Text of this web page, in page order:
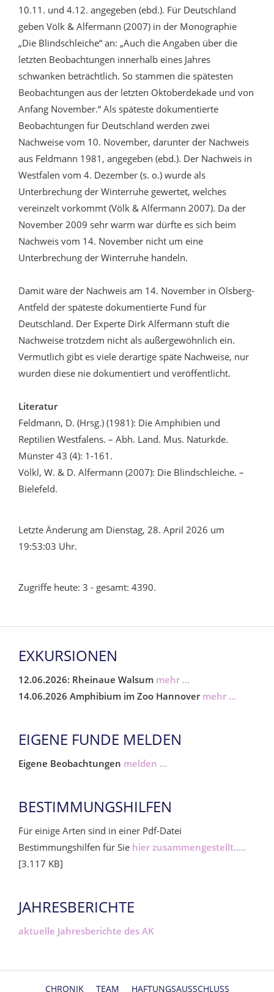
10.11. und 4.12. angegeben (ebd.). Für Deutschland
geben Völk & Alfermann (2007) in der Monographie
„Die Blindschleiche“ an: „Auch die Angaben über die
letzten Beobachtungen innerhalb eines Jahres
schwanken beträchtlich. So stammen die spätesten
Beobachtungen aus der letzten Oktoberdekade und von
Anfang November.“ Als späteste dokumentierte
Beobachtungen für Deutschland werden zwei
Nachweise vom 10. November, darunter der Nachweis
aus Feldmann 1981, angegeben (ebd.). Der Nachweis in
Westfalen vom 4. Dezember (s. o.) wurde als
Unterbrechung der Winterruhe gewertet, welches
vereinzelt vorkommt (Völk & Alfermann 2007). Da der
November 2009 sehr warm war dürfte es sich beim
Nachweis vom 14. November nicht um eine
Unterbrechung der Winterruhe handeln.
Damit wäre der Nachweis am 14. November in Olsberg-
Antfeld der späteste dokumentierte Fund für
Deutschland. Der Experte Dirk Alfermann stuft die
Nachweise trotzdem nicht als außergewöhnlich ein.
Vermutlich gibt es viele derartige späte Nachweise, nur
wurden diese nie dokumentiert und veröffentlicht.
Literatur
Feldmann, D. (Hrsg.) (1981): Die Amphibien und
Reptilien Westfalens. – Abh. Land. Mus. Naturkde.
Münster 43 (4): 1-161.
Völkl, W. & D. Alfermann (2007): Die Blindschleiche. –
Bielefeld.
Letzte Änderung am Dienstag, 28. April 2026 um
19:53:03 Uhr.
Zugriffe heute: 3 - gesamt: 4390.
EXKURSIONEN
12.06.2026: Rheinaue Walsum mehr ...
14.06.2026 Amphibium im Zoo Hannover mehr ...
EIGENE FUNDE MELDEN
Eigene Beobachtungen melden ...
BESTIMMUNGSHILFEN
Für einige Arten sind in einer Pdf-Datei
Bestimmungshilfen für Sie hier zusammengestellt.....
[3.117 KB]
JAHRESBERICHTE
aktuelle Jahresberichte des AK
CHRONIK TEAM HAFTUNGSAUSSCHLUSS